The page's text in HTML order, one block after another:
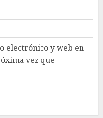
electrónico y web en
vez que